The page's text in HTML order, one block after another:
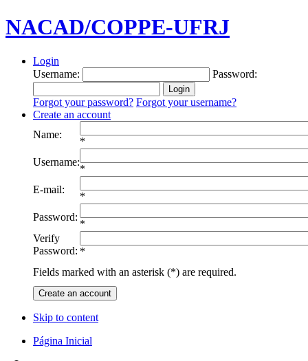
NACAD/COPPE-UFRJ
Login
Username:
Password:
Forgot your password? Forgot your username?
Create an account
Name:
*
Username:
*
E-mail:
*
Password:
*
Verify
Password: *
Fields marked with an asterisk (*) are required.
Create an account
Skip to content
Página Inicial